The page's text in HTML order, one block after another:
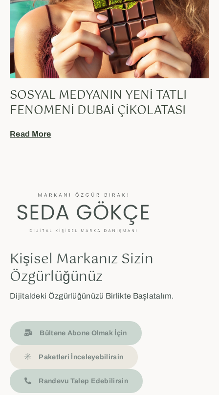
SOSYAL MEDYANIN YENI TATLI
FENOMENI DUBAI ÇIKOLATASI
Read More
Kişisel Markanız Sizin
Özgürlüğünüz
Dijitaldeki Özgürlüğünüzü Birlikte Başlatalım.
Bültene Abone Olmak İçin
Paketleri İnceleyebilirsin
Randevu Talep Edebilirsin